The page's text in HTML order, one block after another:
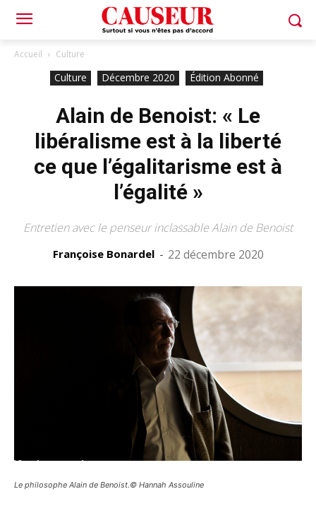
Accueil Culture
Culture Décembre 2020 Édition Abonné
Alain de Benoist: « Le
libéralisme est à la liberté
ce que l’égalitarisme est à
l’égalité »
Entretien avec le penseur inclassable Alain de Benoist
Françoise Bonardel - 22 décembre 2020
Le philosophe Alain de Benoist.© Hannah Assouline